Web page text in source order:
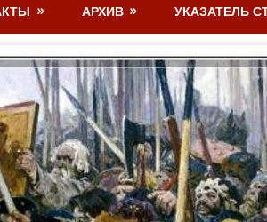
АРХИВ УКАЗАТЕЛЬ